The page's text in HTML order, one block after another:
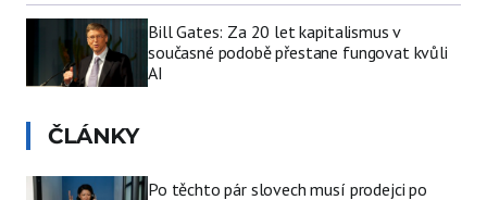
Bill Gates: Za 20 let kapitalismus v
současné podobě přestane fungovat kvůli
AI
ČLÁNKY
Po těchto pár slovech musí prodejci po